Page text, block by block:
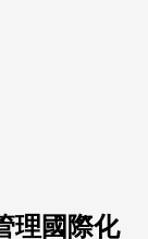
理國際化